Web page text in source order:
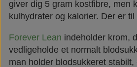
giver dig 5 gram kostfibre, men
kulhydrater og kalorier. Der er til
Forever Lean indeholder krom,
vedligeholde et normalt
man holder blodsukkeret